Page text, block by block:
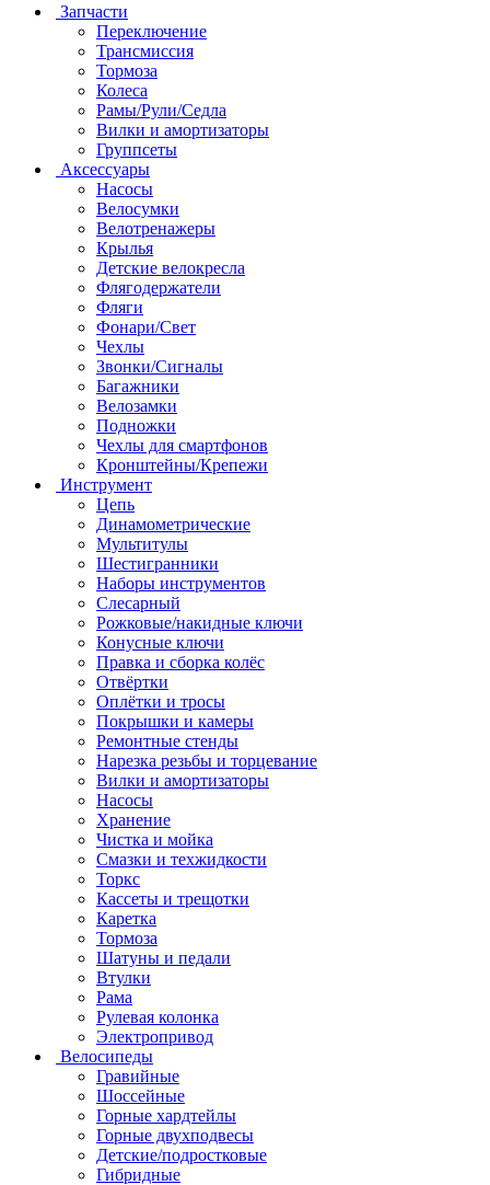
Запчасти
Переключение
Трансмиссия
Тормоза
Колеса
Рамы/Рули/Седла
Вилки и амортизаторы
Группсеты
Аксессуары
Насосы
Велосумки
Велотренажеры
Крылья
Детские велокресла
Флягодержатели
Фляги
Фонари/Свет
Чехлы
Звонки/Сигналы
Багажники
Велозамки
Подножки
Чехлы для смартфонов
Кронштейны/Крепежи
Инструмент
Цепь
Динамометрические
Мультитулы
Шестигранники
Наборы инструментов
Слесарный
Рожковые/накидные ключи
Конусные ключи
Правка и сборка колёс
Отвёртки
Оплётки и тросы
Покрышки и камеры
Ремонтные стенды
Нарезка резьбы и торцевание
Вилки и амортизаторы
Насосы
Хранение
Чистка и мойка
Смазки и техжидкости
Торкс
Кассеты и трещотки
Каретка
Тормоза
Шатуны и педали
Втулки
Рама
Рулевая колонка
Электропривод
Велосипеды
Гравийные
Шоссейные
Горные хардтейлы
Горные двухподвесы
Детские/подростковые
Гибридные